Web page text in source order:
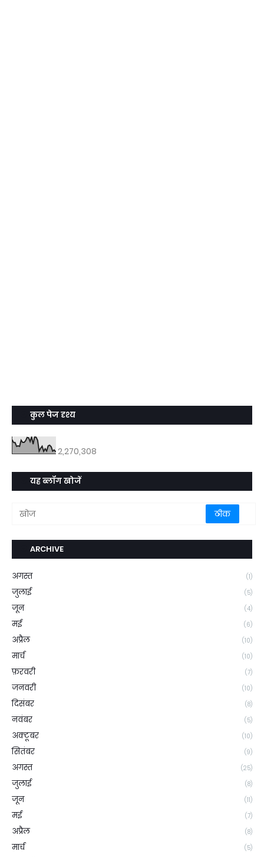
कुल पेज दृश्य
2,270,308
यह ब्लॉग खोजें
ARCHIVE
अगस्त (1)
जुलाई (5)
जून (4)
मई (6)
अप्रैल (10)
मार्च (10)
फ़रवरी (7)
जनवरी (10)
दिसंबर (8)
नवंबर (5)
अक्टूबर (10)
सितंबर (9)
अगस्त (25)
जुलाई (8)
जून (11)
मई (7)
अप्रैल (8)
मार्च (5)